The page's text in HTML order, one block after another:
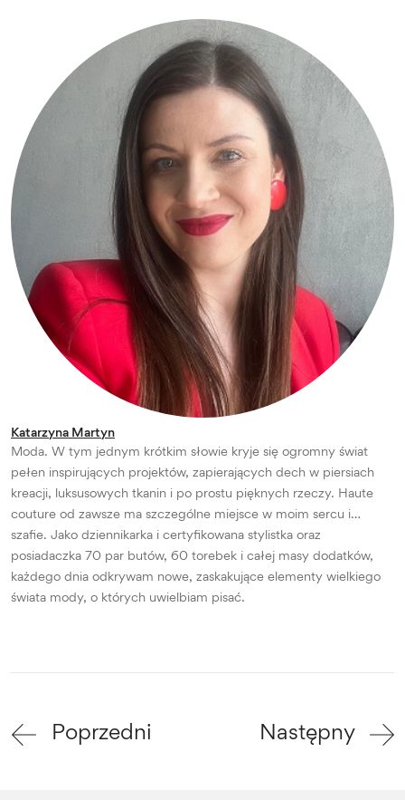
Katarzyna Martyn
Moda. W tym jednym krótkim słowie kryje się ogromny świat
pełen inspirujących projektów, zapierających dech w piersiach
kreacji, luksusowych tkanin i po prostu pięknych rzeczy. Haute
couture od zawsze ma szczególne miejsce w moim sercu i…
szafie. Jako dziennikarka i certyfikowana stylistka oraz
posiadaczka 70 par butów, 60 torebek i całej masy dodatków,
każdego dnia odkrywam nowe, zaskakujące elementy wielkiego
świata mody, o których uwielbiam pisać.
Poprzedni Następny